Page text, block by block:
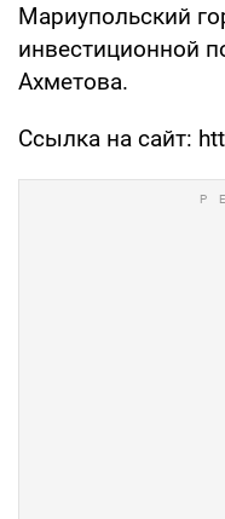
Мариупольский
инвестиционной
Ахметова.
Ссылка на сайт: